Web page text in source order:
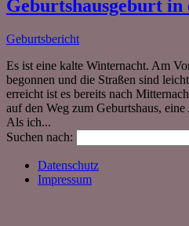
Geburtshausgeburt
Geburtsbericht
Es ist eine kalte Winternacht. Am
begonnen und die Straßen sind
erreicht ist es bereits nach
auf den Weg zum Geburtshaus,
Als ich...
Suchen nach:
Datenschutz
Impressum